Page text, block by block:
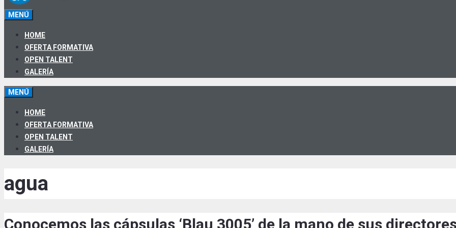
MENÚ
HOME
OFERTA FORMATIVA
OPEN TALENT
GALERÍA
MENÚ
HOME
OFERTA FORMATIVA
OPEN TALENT
GALERÍA
agua
Conocemos las cápsulas ‘Blau 3005’ de la mano de sus